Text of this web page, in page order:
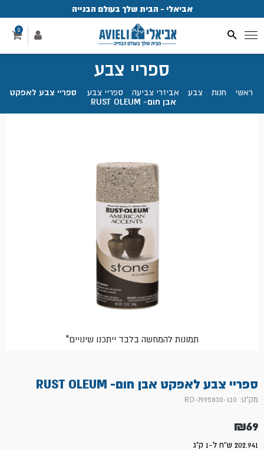
אביאלי - הבית שלך בעולם הבנייה
0
ספריי צבע
ראשי חנות צבע אביזרי צביעה ספריי צבע
ספריי צבע לאפקט
אבן חום- RUST OLEUM
ספריי צבע לאפקט אבן חום- RUST OLEUM
מק"ט: 110-RO-7995830
₪69
202.941 ש"ח ל-1 ק"ג
*תמונות להמחשה בלבד ייתכנו שינויים